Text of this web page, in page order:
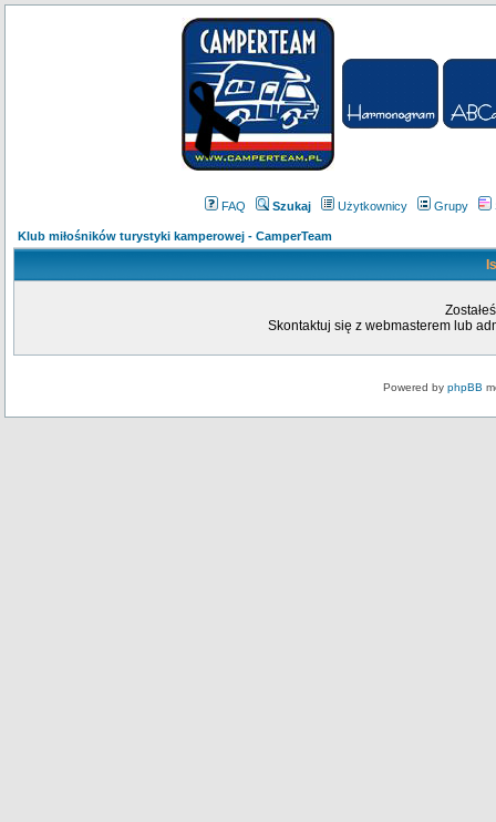
FAQ Szukaj Użytkownicy Grupy
Klub miłośników turystyki kamperowej - CamperTeam
Skontaktuj się z webmasterem lub
Powered by phpBB